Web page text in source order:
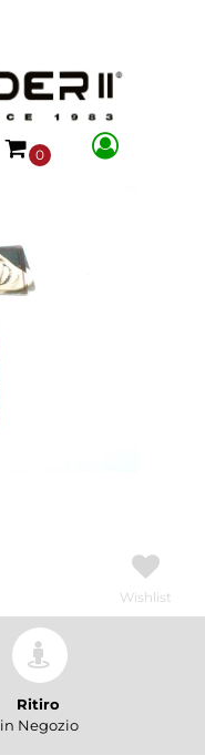
0
Wishlist
Ritiro
in Negozio